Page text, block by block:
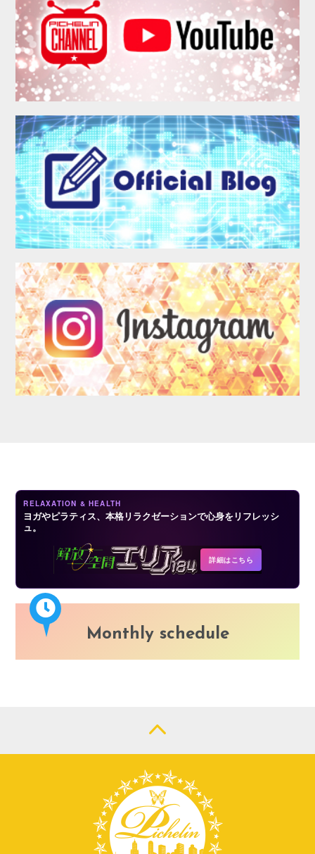
RELAXATION & HEALTH
ヨガやピラティス、本格リラクゼーションで心身をリフレッシ
ュ。
詳細はこちら
Monthly schedule